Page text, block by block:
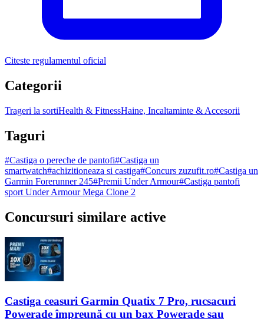
Citeste regulamentul oficial
Categorii
Trageri la sortiHealth & FitnessHaine, Incaltaminte & Accesorii
Taguri
#Castiga o pereche de pantofi#Castiga un
smartwatch#achizitioneaza si castiga#Concurs zuzufit.ro#Castiga un
Garmin Forerunner 245#Premii Under Armour#Castiga pantofi
sport Under Armour Mega Clone 2
Concursuri similare active
Castiga ceasuri Garmin Quatix 7 Pro, rucsacuri
Powerade împreună cu un bax Powerade sau